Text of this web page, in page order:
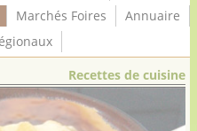
Marchés Foires
Annuaire
Recettes de cuisine